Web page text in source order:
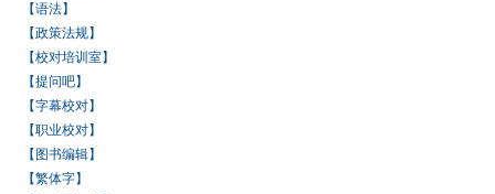
【语法】
【政策法规】
【校对培训室】
【提问吧】
【字幕校对】
【职业校对】
【图书编辑】
【繁体字】